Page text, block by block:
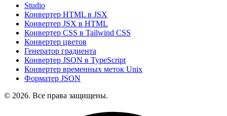
Studio
Конвертер HTML в JSX
Конвертер JSX в HTML
Конвертер CSS в Tailwind CSS
Конвертер цветов
Генератор градиента
Конвертер JSON в TypeScript
Конвертер временных меток Unix
Форматер JSON
© 2026. Все права защищены.